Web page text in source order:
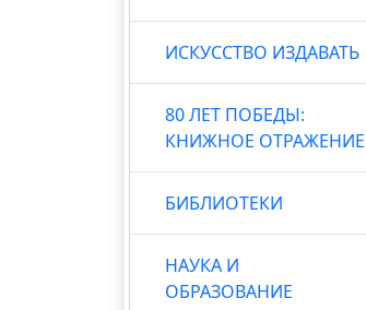
ИСКУССТВО ИЗДАВАТЬ
80 ЛЕТ ПОБЕДЫ:
КНИЖНОЕ ОТРАЖЕНИЕ
БИБЛИОТЕКИ
НАУКА И
ОБРАЗОВАНИЕ